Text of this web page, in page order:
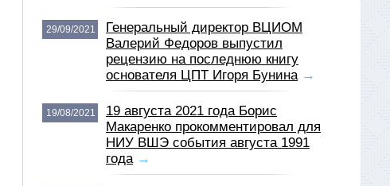
29/09/2021
Генеральный директор ВЦИОМ
Валерий Федоров выпустил
рецензию на последнюю книгу
основателя ЦПТ Игоря Бунина →
19/08/2021
19 августа 2021 года Борис
Макаренко прокомментировал для
НИУ ВШЭ события августа 1991
года →